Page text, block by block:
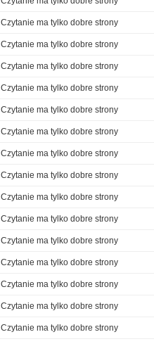
Czytanie ma tylko dobre strony
Czytanie ma tylko dobre strony
Czytanie ma tylko dobre strony
Czytanie ma tylko dobre strony
Czytanie ma tylko dobre strony
Czytanie ma tylko dobre strony
Czytanie ma tylko dobre strony
Czytanie ma tylko dobre strony
Czytanie ma tylko dobre strony
Czytanie ma tylko dobre strony
Czytanie ma tylko dobre strony
Czytanie ma tylko dobre strony
Czytanie ma tylko dobre strony
Czytanie ma tylko dobre strony
Czytanie ma tylko dobre strony